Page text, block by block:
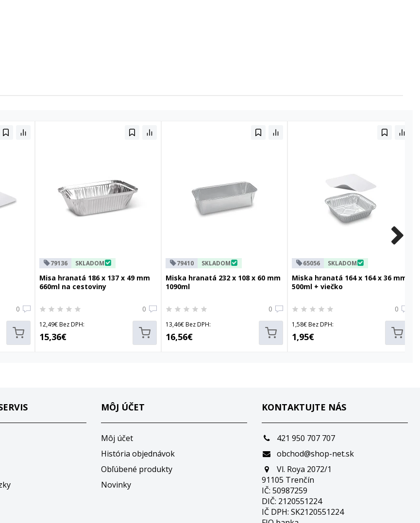
0
79136 SKLADOM
Misa hranatá 186 x 137 x 49 mm
660ml na cestoviny
0
12,49€ Bez DPH:
15,36€
79410 SKLADOM
Miska hranatá 232 x 108 x 60 mm
1090ml
0
13,46€ Bez DPH:
16,56€
65056 SKLADOM
Miska hranatá 164 x 164 x 36 mm
500ml + viečko
0
1,58€ Bez DPH:
1,95€
MÔJ ÚČET
Môj účet
História objednávok
Obľúbené produkty
Novinky
KONTAKTUJTE NÁS
421 950 707 707
obchod@shop-net.sk
Vl. Roya 2072/1
91105 Trenčín
IČ: 50987259
DIČ: 2120551224
IČ DPH: SK2120551224